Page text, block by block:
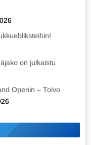
on julkaistu
Openin – Toivo